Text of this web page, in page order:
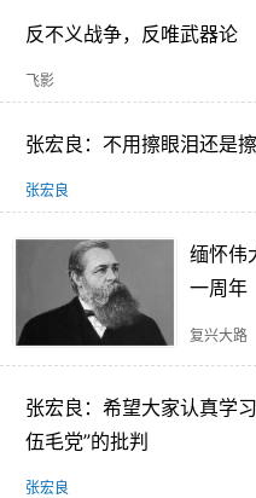
反不义战争，反唯武器论
飞影
张宏良：不用擦眼泪还是
张宏良
缅怀伟
一周年
复兴大路
张宏良：希望大家认真学
伍毛党”的批判
张宏良